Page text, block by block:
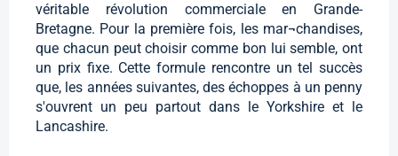
véritable révolution commerciale en Grande-
Bretagne. Pour la première fois, les mar¬chandises,
que chacun peut choisir comme bon lui semble, ont
un prix fixe. Cette formule rencontre un tel succès
que, les années suivantes, des échoppes à un penny
s'ouvrent un peu partout dans le Yorkshire et le
Lancashire.